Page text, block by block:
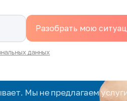
данных
Мы не предлагаем